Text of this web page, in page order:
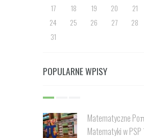
17 18 19 20 21
24
25 26 27 28
31
POPULARNE WPISY
Matematyczne
Matematyki w PSP